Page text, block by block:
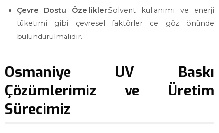
Çevre Dostu Özellikler:Solvent kullanımı ve enerji
tüketimi gibi çevresel faktörler de göz önünde
bulundurulmalıdır.
Osmaniye UV Baskı
Çözümlerimiz ve Üretim
Sürecimiz